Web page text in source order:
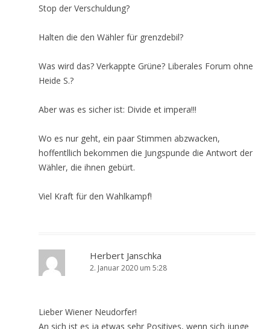
Stop der Verschuldung?
Halten die den Wähler für grenzdebil?
Was wird das? Verkappte Grüne? Liberales Forum ohne
Heide S.?
Aber was es sicher ist: Divide et impera!!!
Wo es nur geht, ein paar Stimmen abzwacken,
hoffentllich bekommen die Jungspunde die Antwort der
Wähler, die ihnen gebürt.
Viel Kraft für den Wahlkampf!
Herbert Janschka
2. Januar 2020 um 5:28
Lieber Wiener Neudorfer!
An sich ist es ja etwas sehr Positives, wenn sich junge